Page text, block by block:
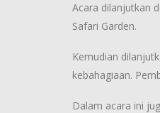
Acara dilanjutkan
Safari Garden.
Kemudian
kebahagiaan.
Dalam acara ini